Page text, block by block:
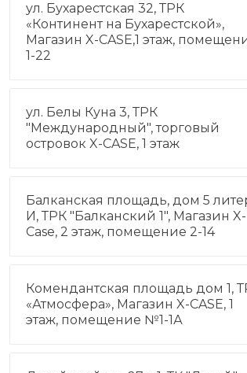
ул. Бухарестская 32, ТРК
«Континент на Бухарестской»,
Магазин X-CASE,1 этаж,
1-22
ул. Белы Куна 3, ТРК
"Международный", торговый
островок X-CASE, 1 этаж
Балканская площадь, дом 5
И, ТРК "Балканский 1", Магазин X-
Case, 2 этаж, помещение 2-14
Комендантская площадь дом 1,
«Атмосфера», Магазин X-CASE, 1
этаж, помещение №1-1А